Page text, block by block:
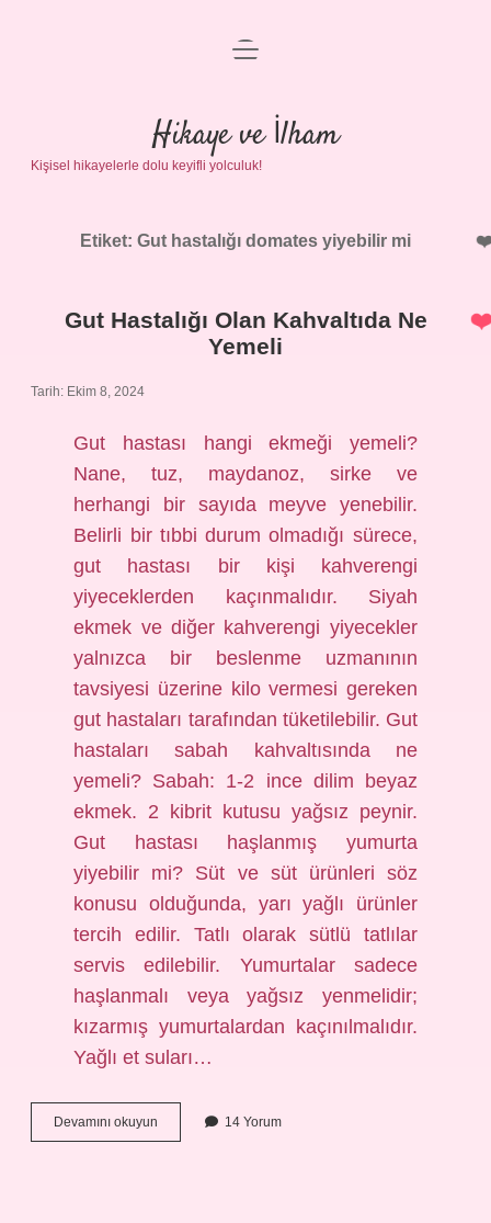
Anasayfa
Gizlilik Politikası
Yasal Uyarı
menüyü
Hikaye ve İlham
Kişisel hikayelerle dolu keyifli yolculuk!
Etiket: Gut hastalığı domates yiyebilir mi
Gut Hastalığı Olan Kahvaltıda Ne
Yemeli
Tarih: Ekim 8, 2024
Gut hastası hangi ekmeği yemeli?
Nane, tuz, maydanoz, sirke ve
herhangi bir sayıda meyve yenebilir.
Belirli bir tıbbi durum olmadığı sürece,
gut hastası bir kişi kahverengi
yiyeceklerden kaçınmalıdır. Siyah
ekmek ve diğer kahverengi yiyecekler
yalnızca bir beslenme uzmanının
tavsiyesi üzerine kilo vermesi gereken
gut hastaları tarafından tüketilebilir. Gut
hastaları sabah kahvaltısında ne
yemeli? Sabah: 1-2 ince dilim beyaz
ekmek. 2 kibrit kutusu yağsız peynir.
Gut hastası haşlanmış yumurta
yiyebilir mi? Süt ve süt ürünleri söz
konusu olduğunda, yarı yağlı ürünler
tercih edilir. Tatlı olarak sütlü tatlılar
servis edilebilir. Yumurtalar sadece
haşlanmalı veya yağsız yenmelidir;
kızarmış yumurtalardan kaçınılmalıdır.
Yağlı et suları…
Devamını okuyun
Hastalığı
14 Yorum